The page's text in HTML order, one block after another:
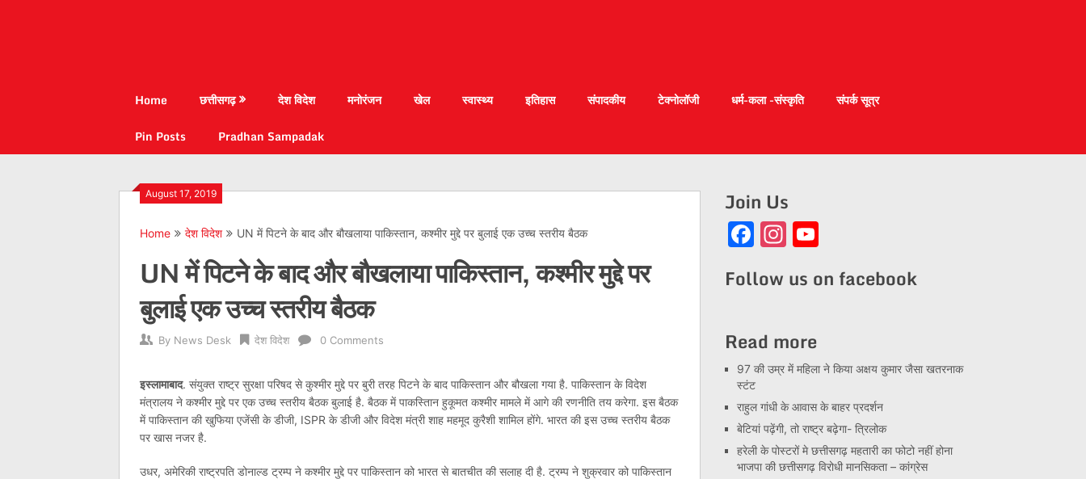
Home छत्तीसगढ़ देश विदेश मनोरंजन खेल स्वास्थ्य इतिहास संपादकीय टेक्नोलॉजी धर्म-कला -संस्कृति
संपर्क सूत्र
Pin Posts
Pradhan Sampadak
August 17, 2019
Home देश विदेश UN में पिटने के बाद और बौखलाया पाकिस्तान, कश्मीर मुद्दे पर बुलाई एक उच्च स्तरीय बैठक
UN में पिटने के बाद और बौखलाया पाकिस्तान, कश्मीर मुद्दे पर
बुलाई एक उच्च स्तरीय बैठक
By News Desk देश विदेश 0 Comments
इस्लामाबाद. संयुक्‍त राष्‍ट्र सुरक्षा परिषद से कुश्मीर मुद्दे पर बुरी तरह पिटने के बाद पाकिस्तान और बौखला गया है. पाकिस्तान के विदेश
मंत्रालय ने कश्‍मीर मुद्दे पर एक उच्‍च स्‍तरीय बैठक बुलाई है. बैठक में पाकस्तिान हुकूमत कश्‍मीर मामले में आगे की रणनीति तय करेगा. इस बैठक
में पाकिस्तान की खुफिया एजेंसी के डीजी, ISPR के डीजी और विदेश मंत्री शाह महमूद कुरैशी शामिल होंगे. भारत की इस उच्‍च स्‍तरीय बैठक
पर खास नजर है.
उधर, अमेरिकी राष्ट्रपति डोनाल्ड ट्रम्प ने कश्मीर मुद्दे पर पाकिस्तान को भारत से बातचीत की सलाह दी है. ट्रम्प ने शुक्रवार को पाकिस्तान
Join Us
Facebook
Instagram
Follow us on facebook
Read more
97 की उम्र में महिला ने किया अक्षय कुमार जैसा खतरनाक
स्टंट
राहुल गांधी के आवास के बाहर प्रदर्शन
बेटियां पढ़ेंगी, तो राष्ट्र बढ़ेगा- त्रिलोक
हरेली के पोस्टरों मे छत्तीसगढ़ महतारी का फोटो नहीं होना
भाजपा की छत्तीसगढ़ विरोधी मानसिकता – कांग्रेस